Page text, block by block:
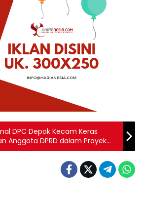
DPC Depok Kecam Keras
Anggota DPRD dalam Proyek
Wujud Penyalahgunaan